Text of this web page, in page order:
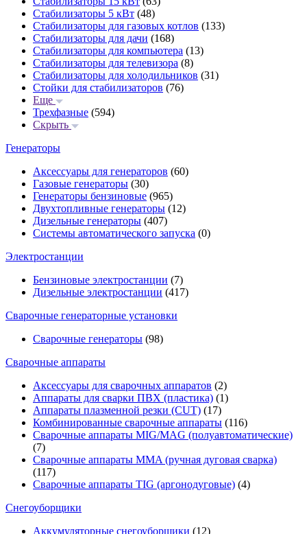
Стабилизаторы 5 кВт (48)
Стабилизаторы для газовых котлов (133)
Стабилизаторы для дачи (168)
Стабилизаторы для компьютера (13)
Стабилизаторы для телевизора (8)
Стабилизаторы для холодильников (31)
Стойки для стабилизаторов (76)
Еще
Трехфазные (594)
Скрыть
Генераторы
Аксессуары для генераторов (60)
Газовые генераторы (30)
Генераторы бензиновые (965)
Двухтопливные генераторы (12)
Дизельные генераторы (407)
Системы автоматического запуска (0)
Электростанции
Бензиновые электростанции (7)
Дизельные электростанции (417)
Сварочные генераторные установки
Сварочные генераторы (98)
Сварочные аппараты
Аксессуары для сварочных аппаратов (2)
Аппараты для сварки ПВХ (пластика) (1)
Аппараты плазменной резки (CUT) (17)
Комбинированные сварочные аппараты (116)
Сварочные аппараты MIG/MAG (полуавтоматические)
(7)
Сварочные аппараты MMA (ручная дуговая сварка)
(117)
Сварочные аппараты TIG (аргонодуговые) (4)
Снегоуборщики
Аккумуляторные снегоуборщики (12)